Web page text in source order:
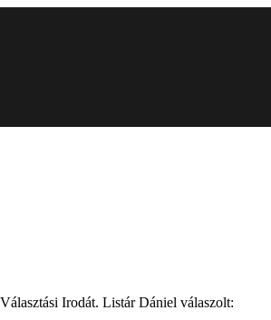
Irodát. Listár Dániel válaszolt: